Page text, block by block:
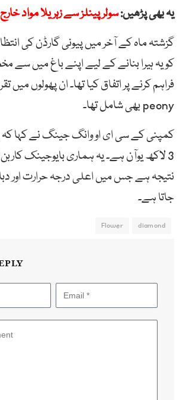
یہ بھی پڑھیں:سولر پینلز سے زہریلا مواد
گزشتہ ماہ کے آخر میں پیونی گارڈن کی
کو یہ ہیرا بنانے کے لیے اپنے باغ میں
peony بھی شامل تھا۔
کمپنی کے سی ای او وانگ جینگ نے کہا
3 لاکھ یوآن ہے۔ یہ ہماری بایوجینک
نتیجہ ہے جس میں اعلی درجہ حرارت اور
جاتا ہے۔
diamond
Flower